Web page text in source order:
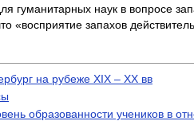
гуманитарных наук в вопросе
«восприятие запахов
на рубеже XIX – XX вв
образованности учеников в